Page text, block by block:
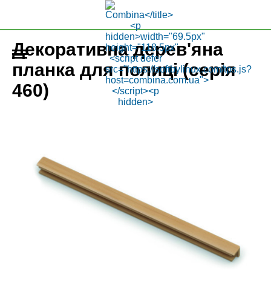
Декоративна дерев'яна
планка для полиці (серія
460)